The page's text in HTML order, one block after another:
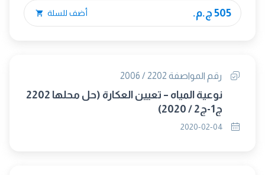
505 ج.م. أضف للسلة
رقم المواصفة 2202 / 2006
نوعية المياه – تعيين العكارة (حل محلها 2202
ج1-ج2 / 2020)